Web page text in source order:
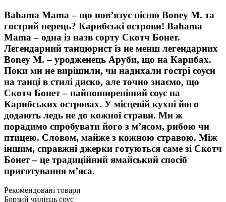
Bahama Mama – що пов’язує пісню Boney M. та
гострий перець? Карибські острови! Bahama
Mama – одна із назв сорту Скотч Бонет.
Легендарний танцюрист із не менш легендарних
Boney M. – уродженець Аруби, що на Карибах.
Поки ми не вирішили, чи надихали гострі соуси
на танці в стилі диско, але точно знаємо, що
Скотч Бонет – найпоширеніший соус на
Карибських островах. У місцевій кухні його
додають ледь не до кожної страви. Ми ж
порадимо спробувати його з м’ясом, рибою чи
птицею. Словом, майже з кожною стравою. Між
іншим, справжні джерки готуються саме зі Скотч
Бонет – це традиційний ямайський спосіб
приготування м’яса.
Рекомендовані товари
Борзий чилієць соус